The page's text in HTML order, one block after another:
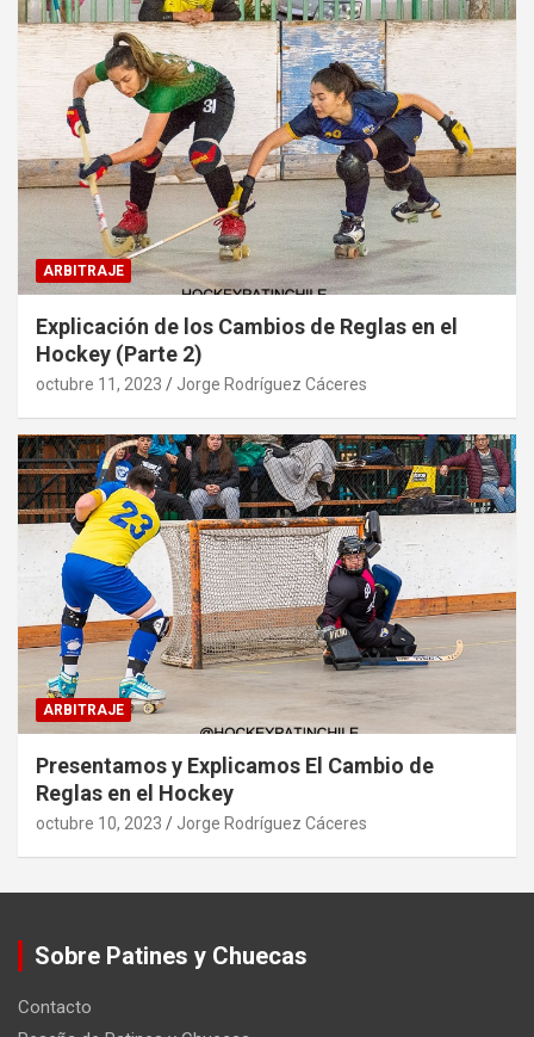
ARBITRAJE
Explicación de los Cambios de Reglas en el
Hockey (Parte 2)
octubre 11, 2023 Jorge Rodríguez Cáceres
ARBITRAJE
Presentamos y Explicamos El Cambio de
Reglas en el Hockey
octubre 10, 2023 Jorge Rodríguez Cáceres
Sobre Patines y Chuecas
Contacto